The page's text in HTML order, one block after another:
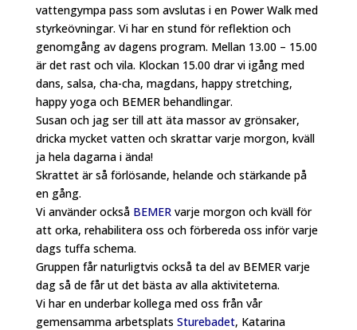
vattengympa pass som avslutas i en Power Walk med
styrkeövningar. Vi har en stund för reflektion och
genomgång av dagens program. Mellan 13.00 – 15.00
är det rast och vila. Klockan 15.00 drar vi igång med
dans, salsa, cha-cha, magdans, happy stretching,
happy yoga och BEMER behandlingar.
Susan och jag ser till att äta massor av grönsaker,
dricka mycket vatten och skrattar varje morgon, kväll
ja hela dagarna i ända!
Skrattet är så förlösande, helande och stärkande på
en gång.
Vi använder också BEMER varje morgon och kväll för
att orka, rehabilitera oss och förbereda oss inför varje
dags tuffa schema.
Gruppen får naturligtvis också ta del av BEMER varje
dag så de får ut det bästa av alla aktiviteterna.
Vi har en underbar kollega med oss från vår
gemensamma arbetsplats Sturebadet, Katarina